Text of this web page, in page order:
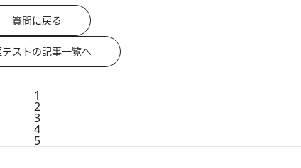
質問に戻る
ストの記事一覧へ
1
2
3
4
5